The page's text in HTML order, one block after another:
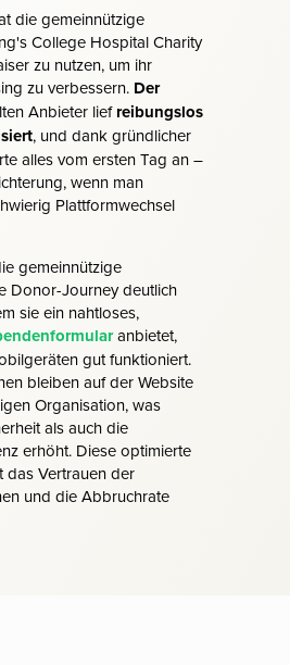
die gemeinnützige
College Hospital Charity
zu nutzen, um ihr
zu verbessern. Der
Anbieter liefreibungslos
, und dank gründlicher
alles vom ersten Tag an –
wenn man
Plattformwechsel
gemeinnützige
Donor-Journey deutlich
sie ein nahtloses,
anbietet,
gut funktioniert.
bleiben auf der Website
Organisation, was
als auch die
erhöht. Diese optimierte
das Vertrauen der
und die Abbruchrate